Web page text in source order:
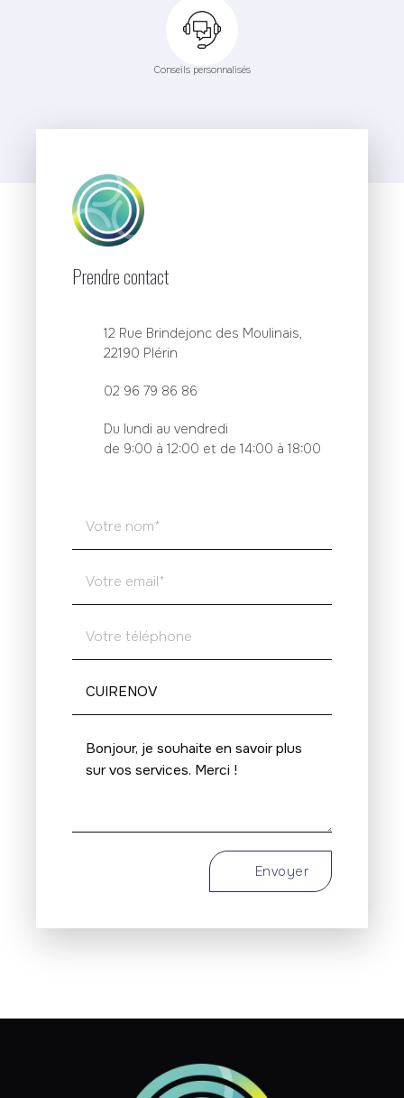
Conseils personnalisés
Envoyer
Prendre contact
12 Rue Brindejonc des Moulinais,
22190 Plérin
02 96 79 86 86
Du lundi au vendredi
de 9:00 à 12:00 et de 14:00 à 18:00